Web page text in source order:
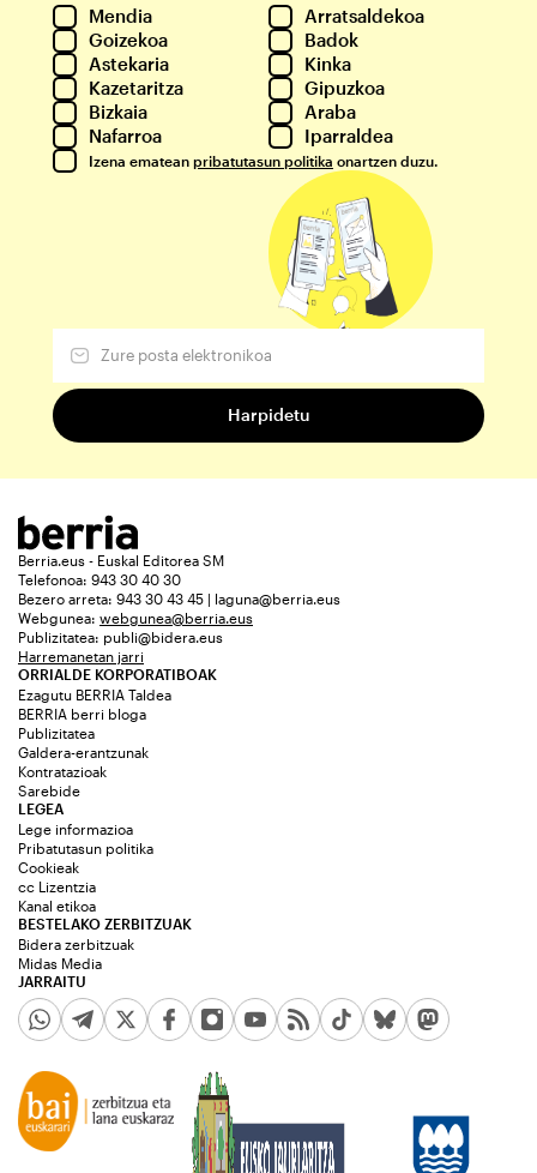
Mendia
Arratsaldekoa
Goizekoa
Badok
Astekaria
Kinka
Kazetaritza
Gipuzkoa
Bizkaia
Araba
Nafarroa
Iparraldea
Izena ematean pribatutasun politika onartzen duzu.
Berria.eus - Euskal Editorea SM
Telefonoa: 943 30 40 30
Bezero arreta: 943 30 43 45 | laguna@berria.eus
Webgunea: webgunea@berria.eus
Publizitatea: publi@bidera.eus
Harremanetan jarri
ORRIALDE KORPORATIBOAK
Ezagutu BERRIA Taldea
BERRIA berri bloga
Publizitatea
Galdera-erantzunak
Kontratazioak
Sarebide
JARRAITU
LEGEA
Lege informazioa
Pribatutasun politika
Cookieak
cc Lizentzia
Kanal etikoa
BESTELAKO ZERBITZUAK
Bidera zerbitzuak
Midas Media